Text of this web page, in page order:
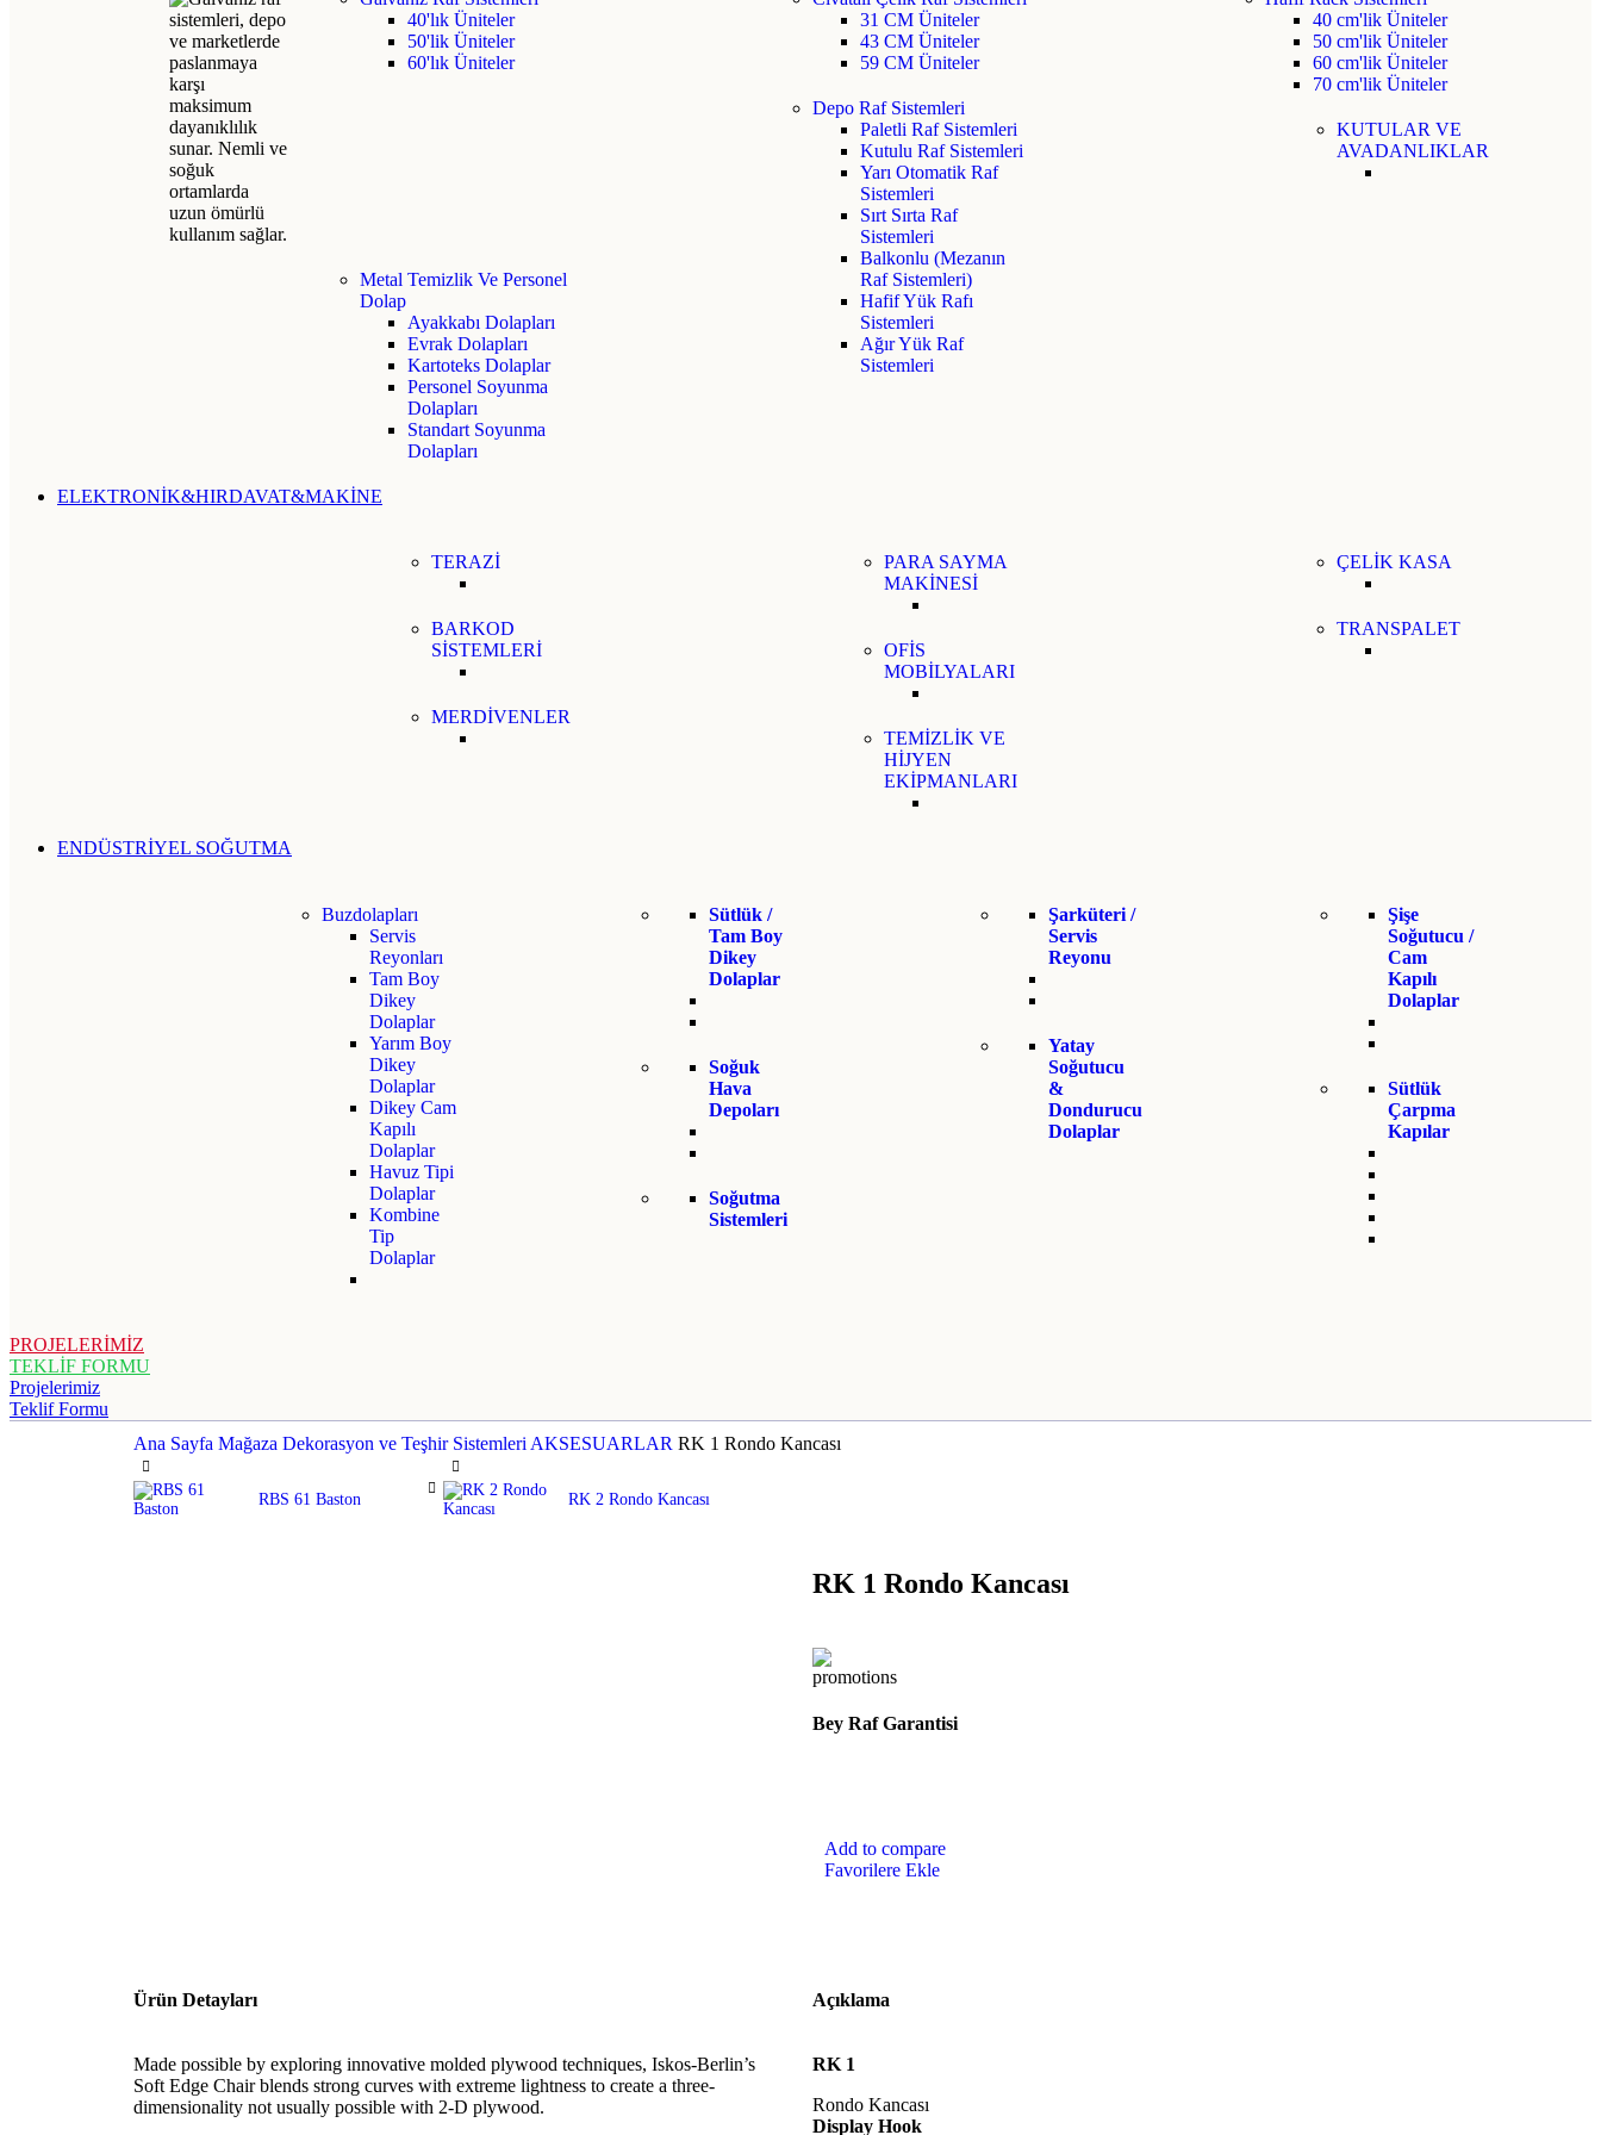
40'lık Üniteler
50'lik Üniteler
60'lık Üniteler
Metal Temizlik Ve Personel
Dolap
Ayakkabı Dolapları
Evrak Dolapları
Kartoteks Dolaplar
Personel Soyunma
Dolapları
Standart Soyunma
Dolapları
31 CM Üniteler
43 CM Üniteler
59 CM Üniteler
Depo Raf Sistemleri
Paletli Raf Sistemleri
Kutulu Raf Sistemleri
Yarı Otomatik Raf
Sistemleri
Sırt Sırta Raf
Sistemleri
Balkonlu (Mezanın
Raf Sistemleri)
Hafif Yük Rafı
Sistemleri
Ağır Yük Raf
Sistemleri
40 cm'lik Üniteler
50 cm'lik Üniteler
60 cm'lik Üniteler
70 cm'lik Üniteler
KUTULAR VE
AVADANLIKLAR
ELEKTRONİK&HIRDAVAT&MAKİNE
TERAZİ
BARKOD
SİSTEMLERİ
MERDİVENLER
PARA SAYMA
MAKİNESİ
OFİS
MOBİLYALARI
TEMİZLİK VE
HİJYEN
EKİPMANLARI
ÇELİK KASA
TRANSPALET
ENDÜSTRİYEL SOĞUTMA
Buzdolapları
Servis
Reyonları
Tam Boy
Dikey
Dolaplar
Yarım Boy
Dikey
Dolaplar
Dikey Cam
Kapılı
Dolaplar
Havuz Tipi
Dolaplar
Kombine
Tip
Dolaplar
Sütlük /
Tam Boy
Dikey
Dolaplar
Soğuk
Hava
Depoları
Soğutma
Sistemleri
Şarküteri /
Servis
Reyonu
Yatay
Soğutucu
&
Dondurucu
Dolaplar
Şişe
Soğutucu /
Cam
Kapılı
Dolaplar
Sütlük
Çarpma
Kapılar
PROJELERİMİZ
TEKLİF FORMU
Projelerimiz
Teklif Formu
Ana Sayfa Mağaza Dekorasyon ve Teşhir Sistemleri AKSESUARLAR RK 1 Rondo Kancası
RBS 61 Baston RK 2 Rondo Kancası
RK 1 Rondo Kancası
Bey Raf Garantisi
Add to compare
Favorilere Ekle
Ürün Detayları
Made possible by exploring innovative molded plywood techniques, Iskos-Berlin’s
Soft Edge Chair blends strong curves with extreme lightness to create a three-
dimensionality not usually possible with 2-D plywood.
Açıklama
RK 1
Rondo Kancası
Display Hook